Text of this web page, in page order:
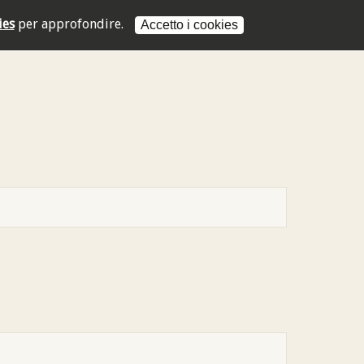
per approfondire. Accetto i cookies